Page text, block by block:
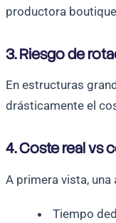
productora
3. Riesgo de
En estructuras
drásticamente el
4. Coste real vs
A primera vista,
Tiempo